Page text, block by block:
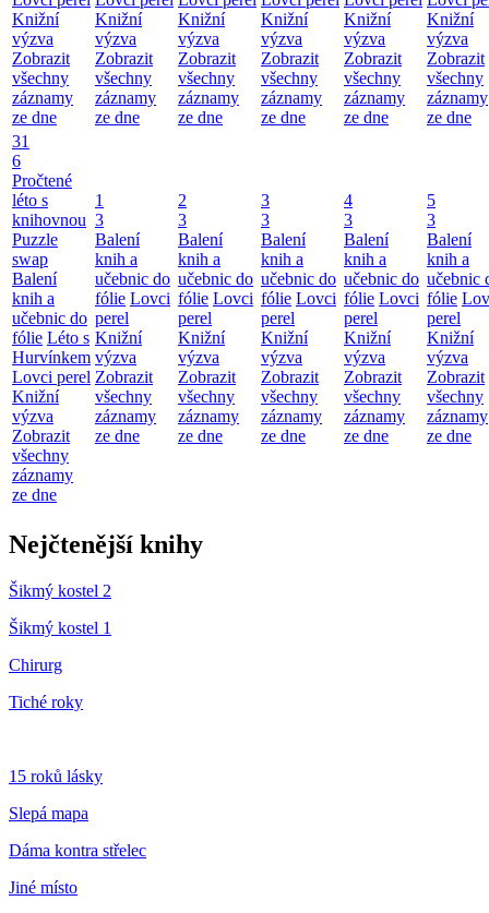
Knižní
výzva
Zobrazit
všechny
záznamy
ze dne
Knižní
výzva
Zobrazit
všechny
záznamy
ze dne
Knižní
výzva
Zobrazit
všechny
záznamy
ze dne
Knižní
výzva
Zobrazit
všechny
záznamy
ze dne
Knižní
výzva
Zobrazit
všechny
záznamy
ze dne
Knižní
výzva
Zobrazit
všechny
záznamy
ze dne
31
6
Pročtené
léto s
knihovnou
Puzzle
swap
Balení
knih a
učebnic do
fólie Léto s
Hurvínkem
Lovci perel
Knižní
výzva
Zobrazit
všechny
záznamy
ze dne
1
3
Balení
knih a
učebnic do
fólie Lovci
perel
Knižní
výzva
Zobrazit
všechny
záznamy
ze dne
2
3
Balení
knih a
učebnic do
fólie Lovci
perel
Knižní
výzva
Zobrazit
všechny
záznamy
ze dne
3
3
Balení
knih a
učebnic do
fólie Lovci
perel
Knižní
výzva
Zobrazit
všechny
záznamy
ze dne
4
3
Balení
knih a
učebnic do
fólie Lovci
perel
Knižní
výzva
Zobrazit
všechny
záznamy
ze dne
5
3
Balení
knih a
učebnic
fólie
perel
Knižní
výzva
Zobrazit
všechny
záznamy
ze dne
Nejčtenější knihy
Šikmý kostel 2
Šikmý kostel 1
Chirurg
Tiché roky
15 roků lásky
Slepá mapa
Dáma kontra střelec
Jiné místo